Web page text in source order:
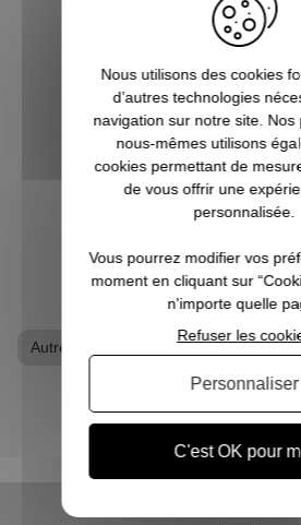
Pause Canap
Vous êtes accro aux séries
à l’affût de la sortie du
super-héros ? Les jeux
qu’un simple hobby pour
véritable passion ? Alors
Pause Canap, à
VOIR
Autres films T-shirt geek
Nous utilisons des cookies
d’autres technologies
navigation sur notre site. Nos
nous-mêmes utilisons
cookies permettant de
de vous offrir une
personnalisée.
Vous pourrez modifier vos
moment en cliquant sur
n'importe quelle
C'est OK pour
Refuser les
Personnaliser